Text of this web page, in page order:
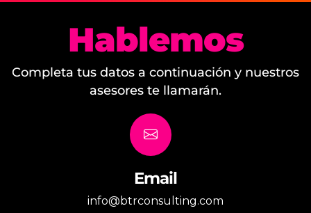
Hablemos
Completa tus datos a continuación y nuestros
asesores te llamarán.
Email
info@btrconsulting.com